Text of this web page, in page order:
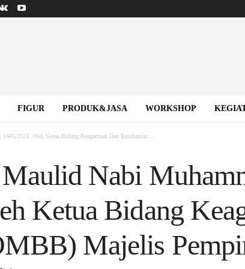
FIGUR PRODUK&JASA WORKSHOP
2023. Oleh Ketua Bidang Keagamaan Dan Kerohanian...
Nabi
Ketua Bidang
Majelis